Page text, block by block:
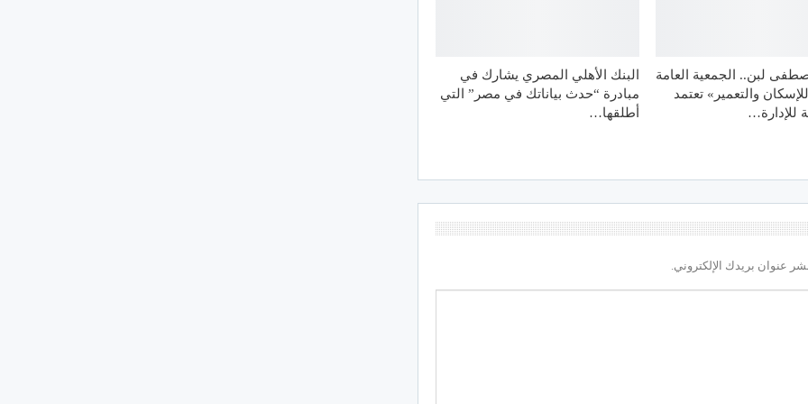
لبن.. الجمعية العامة
والتعمير» تعتمد
للإدارة…
البنك الأهلي المصري يشارك في
مبادرة “حدث بياناتك في مصر” التي
أطلقها…
عنوان بريدك الإلكتروني.